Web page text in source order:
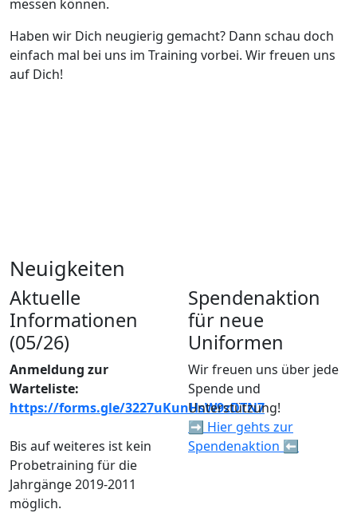
messen können.
Haben wir Dich neugierig gemacht? Dann schau doch
einfach mal bei uns im Training vorbei. Wir freuen uns
auf Dich!
Neuigkeiten
Aktuelle
Informationen
(05/26)
Anmeldung zur
Warteliste:
https://forms.gle/3227uKunHsW9zDTN7
Bis auf weiteres ist kein
Probetraining für die
Jahrgänge 2019-2011
möglich.
Spendenaktion
für neue
Uniformen
Wir freuen uns über jede
Spende und
Unterstützung!
➡️ Hier gehts zur
Spendenaktion ⬅️